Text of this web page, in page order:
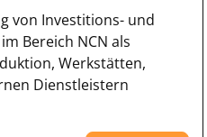
von Investitions- und
Bereich NCN als
Werkstätten,
Dienstleistern